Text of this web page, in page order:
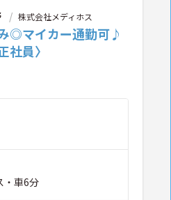
株式会社メディホス
◎マイカー通勤可♪
社員〉
・車6分